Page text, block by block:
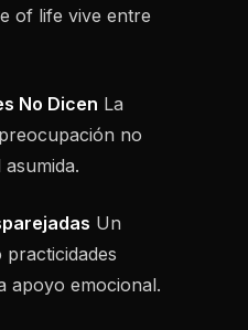
of life vive entre
No Dicen La
no
Un
practicidades
apoyo emocional.